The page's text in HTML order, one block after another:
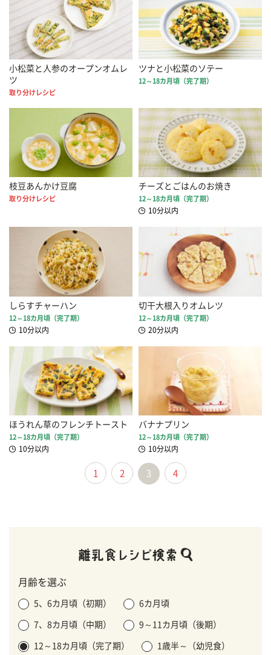
小松菜と人参のオープンオムレ
ツ
取り分けレシピ
ツナと小松菜のソテー
12～18カ月頃（完了期）
枝豆あんかけ豆腐
取り分けレシピ
チーズとごはんのお焼き
12～18カ月頃（完了期）
10分以内
しらすチャーハン
12～18カ月頃（完了期）
10分以内
切干大根入りオムレツ
12～18カ月頃（完了期）
20分以内
ほうれん草のフレンチトースト
12～18カ月頃（完了期）
10分以内
バナナプリン
12～18カ月頃（完了期）
10分以内
1 2 3 4
月齢を選ぶ
5、6カ月頃（初期） 6カ月頃
7、8カ月頃（中期） 9～11カ月頃（後期）
12～18カ月頃（完了期） 1歳半～（幼児食）